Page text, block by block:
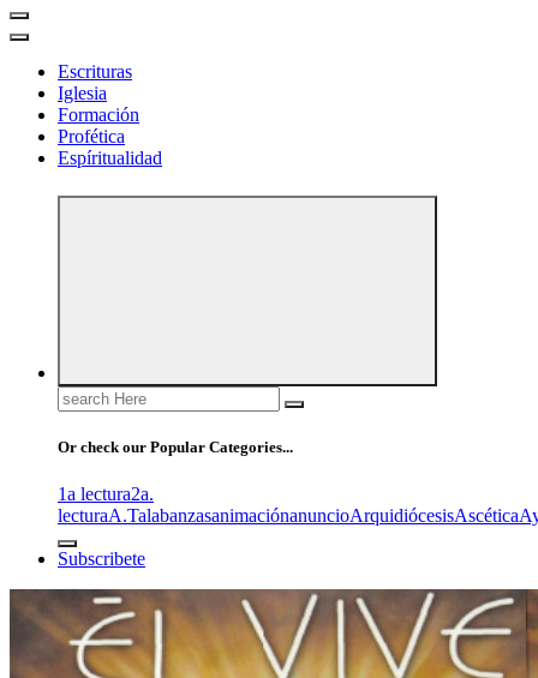
Escrituras
Iglesia
Formación
Profética
Espíritualidad
Search
for:
Or check our Popular Categories...
1a lectura2a.
lecturaA.TalabanzasanimaciónanuncioArquidiócesisAscética
Subscribete